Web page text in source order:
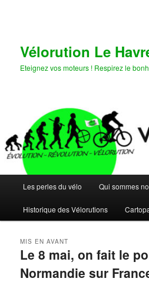
Vélorution Le
Eteignez vos moteurs ! Respirez le
principal
Les perles du vélo Qui sommes
Historique des Vélorutions
Le 8 mai, on fait le
Normandie sur
MIS EN AVANT